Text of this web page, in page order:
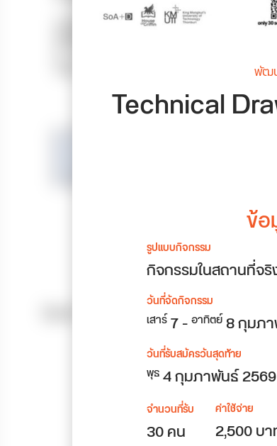
พัฒ
Technical
ข้
รูปแบบกิจกรรม
กิจกรรมในสถานที่จ
วันที่จัดกิจกรรม
เสาร์7-อาทิตย์8กุมภ
วันที่รับสมัครวันสุดท้าย
พุธ4 กุมภาพันธ์ 2569
จำนวนที่รับ
30 คน
ค่าใช้จ่าย
2,500 บ